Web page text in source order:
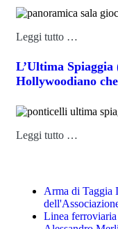
Leggi tutto …
L’Ultima
Hollywoodiano
Leggi tutto …
Arma di Taggia
Linea